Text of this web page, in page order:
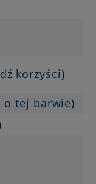
korzyści)
o tej barwie)